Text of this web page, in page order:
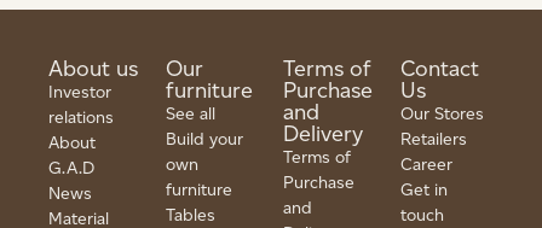
About us
Investor
relations
About
G.A.D
News
Material
Our
furniture
See all
Build your
own
furniture
Tables
Terms of
Purchase
and
Delivery
Terms of
Purchase
and
Contact
Us
Our Stores
Retailers
Career
Get in
touch